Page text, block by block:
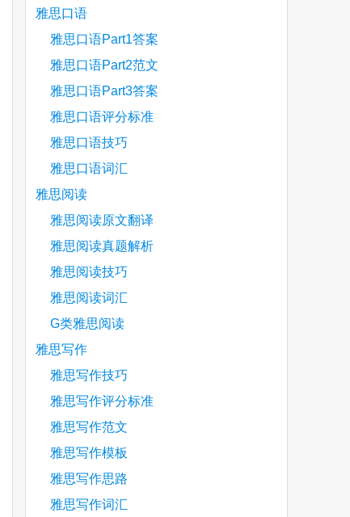
雅思口语
雅思口语Part1答案
雅思口语Part2范文
雅思口语Part3答案
雅思口语评分标准
雅思口语技巧
雅思口语词汇
雅思阅读
雅思阅读原文翻译
雅思阅读真题解析
雅思阅读技巧
雅思阅读词汇
G类雅思阅读
雅思写作
雅思写作技巧
雅思写作评分标准
雅思写作范文
雅思写作模板
雅思写作思路
雅思写作词汇